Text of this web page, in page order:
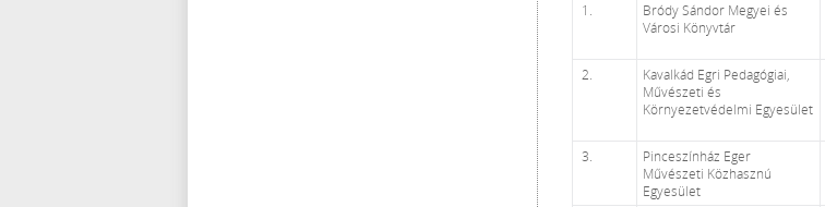
1.
Bródy Sándor Megyei és
Városi Könyvtár
2.
Kavalkád Egri Pedagógiai,
Művészeti és
Környezetvédelmi Egyesület
3.
Pinceszínház Eger
Művészeti Közhasznú
Egyesület